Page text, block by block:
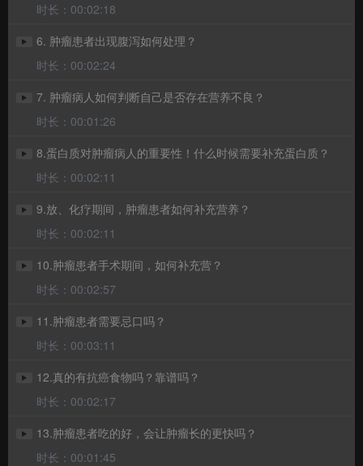
时长：00:02:18
6. 肿瘤患者出现腹泻如何处理？
时长：00:02:24
7. 肿瘤病人如何判断自己是否存在营养不良？
时长：00:01:26
8.蛋白质对肿瘤病人的重要性！什么时候需要补充蛋白质？
时长：00:02:11
9.放、化疗期间，肿瘤患者如何补充营养？
时长：00:02:11
10.肿瘤患者手术期间，如何补充营？
时长：00:02:57
11.肿瘤患者需要忌口吗？
时长：00:03:11
12.真的有抗癌食物吗？靠谱吗？
时长：00:02:17
13.肿瘤患者吃的好，会让肿瘤长的更快吗？
时长：00:01:45